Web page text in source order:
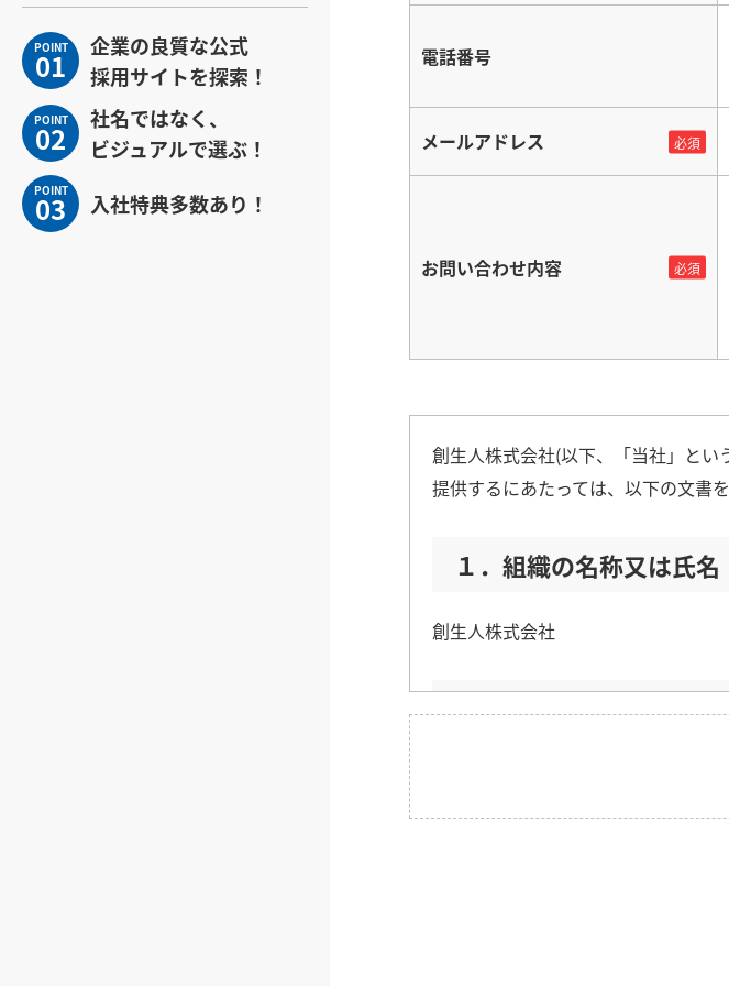
POINT
01
企業の良質な公式
採用サイトを探索！
POINT
02
社名ではなく、
ビジュアルで選ぶ！
POINT
03 入社特典多数あり！
電話番号
メールアドレス
お問い合わせ内容